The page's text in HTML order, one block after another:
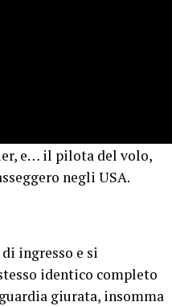
e… il pilota del volo,
negli USA.
ingresso e si
identico completo
giurata, insomma